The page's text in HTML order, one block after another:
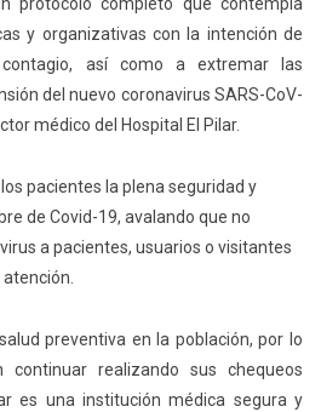
y organizativas con la intención de
así como a extremar las
del nuevo coronavirus SARS-CoV-
médico del Hospital El Pilar.
pacientes la plena seguridad y
de Covid-19, avalando que no
a pacientes, usuarios o visitantes
preventiva en la población, por lo
realizando sus chequeos
es una institución médica segura y